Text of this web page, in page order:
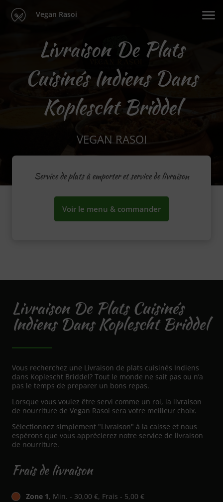
Vegan Rasoi
Livraison De Plats
Cuisinés Indiens Dans
Koplescht Briddel
VEGAN RASOI
Service de plats à emporter et service de livraison
Voir le menu & commander
Livraison De Plats Cuisinés
Indiens Dans Koplescht Briddel
Vous recherchez une Livraison de plats cuisinés Indiens
dans Koplescht Briddel? Tout le monde ne sait pas ou n’a
pas le temps de preparer un bons repas.
Lorsque vous voulez être servi comme un roi, la livraison
de nourriture de Vegan Rasoi sera votre meilleur choix.
Sélectionnez simplement "Livraison" à la caisse et nous
espérons que vous apprécierez notre service de livraison
de nourriture.
Frais de livraison
Zone 1, Min. - 30,00 €, Frais - 5,00 €